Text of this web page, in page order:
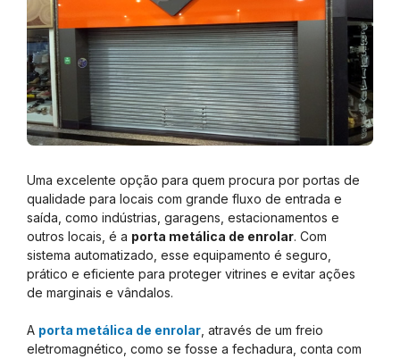
Uma excelente opção para quem procura por portas de
qualidade para locais com grande fluxo de entrada e
saída, como indústrias, garagens, estacionamentos e
outros locais, é a porta metálica de enrolar. Com
sistema automatizado, esse equipamento é seguro,
prático e eficiente para proteger vitrines e evitar ações
de marginais e vândalos.
A porta metálica de enrolar , através de um freio
eletromagnético, como se fosse a fechadura, conta com